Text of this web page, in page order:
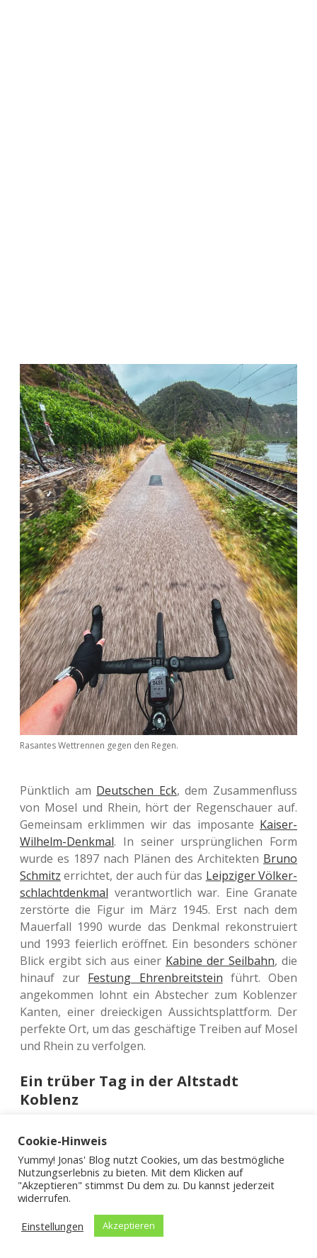
Rasan­tes Wett­ren­nen gegen den Regen.
Pünkt­lich am Deut­schen Eck, dem Zusam­men­fluss
von Mosel und Rhein, hört der Regen­schau­er auf.
Gemein­sam erklim­men wir das impo­san­te Kaiser-
Wil­helm-Denk­mal. In seiner ursprüng­li­chen Form
wurde es 1897 nach Plänen des Archi­tek­ten Bruno
Schmitz errich­tet, der auch für das Leip­zi­ger Völ­ker­
schlacht­denk­mal ver­ant­wort­lich war. Eine Gra­na­te
zer­stör­te die Figur im März 1945. Erst nach dem
Mau­er­fall 1990 wurde das Denk­mal rekon­stru­iert
und 1993 fei­er­lich eröff­net. Ein beson­ders schö­ner
Blick ergibt sich aus einer Kabine der Seil­bahn, die
hinauf zur Fes­tung Ehren­breit­stein führt. Oben
ange­kom­men lohnt ein Abste­cher zum Koblen­zer
Kanten, einer drei­ecki­gen Aus­sichts­platt­form. Der
per­fek­te Ort, um das geschäf­ti­ge Trei­ben auf Mosel
und Rhein zu verfolgen.
Ein trüber Tag in der Altstadt
Koblenz
Wieder unten ange­kom­men, darf ein Spa­zier­gang
Unweit des Deut­schen Eck befin­det sich mit der
roma­ni­schenBasi­li­ka St. Kastor die ältes­te Kirche
von Koblenz. Sie wurde 836 nach Chris­tus geweiht,
war aber auch ein von Kai­sern und Köni­gen genutz­
ter Ort, um Strei­tig­kei­ten bei­zu­le­gen. Auf dem
Cookie-Hinweis
Yummy! Jonas' Blog nutzt Cookies, um das bestmögliche
Nutzungserlebnis zu bieten. Mit dem Klicken auf
"Akzeptieren" stimmst Du dem zu. Du kannst jederzeit
widerrufen.
Einstellungen
Akzeptieren